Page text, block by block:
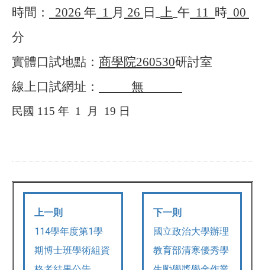
時間：
2026 年 1 月 26 日 上 午 11 時 00
分
實體口試地點： 商學院260530研討室
線上口試網址：
無
民國 115 年 1 月 19 日
上一則
114學年度第1學
期博士班學術組資
下一則
國立政治大學辦理
教育部清寒優秀學